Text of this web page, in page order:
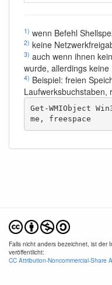
1) wenn Befehl
2) keine
3) auch wenn ihnen
wurde, allerdings
4) Beispiel: freien
Laufwerksbuchstaben,
Get-WMIObject
me, freespace
Falls nicht anders bezeichnet, ist der
veröffentlicht:
CC Attribution-Noncommercial-Share